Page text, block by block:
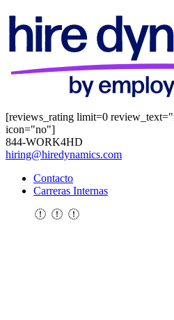
[reviews_rating limit=0
icon="no"]
844-WORK4HD
hiring@hiredynamics.com
Contacto
Carreras Internas